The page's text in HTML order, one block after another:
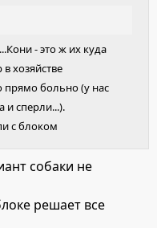
- это ж их куда
хозяйстве
прямо больно (у нас
и сперли...).
с блоком
собаки не
решает все